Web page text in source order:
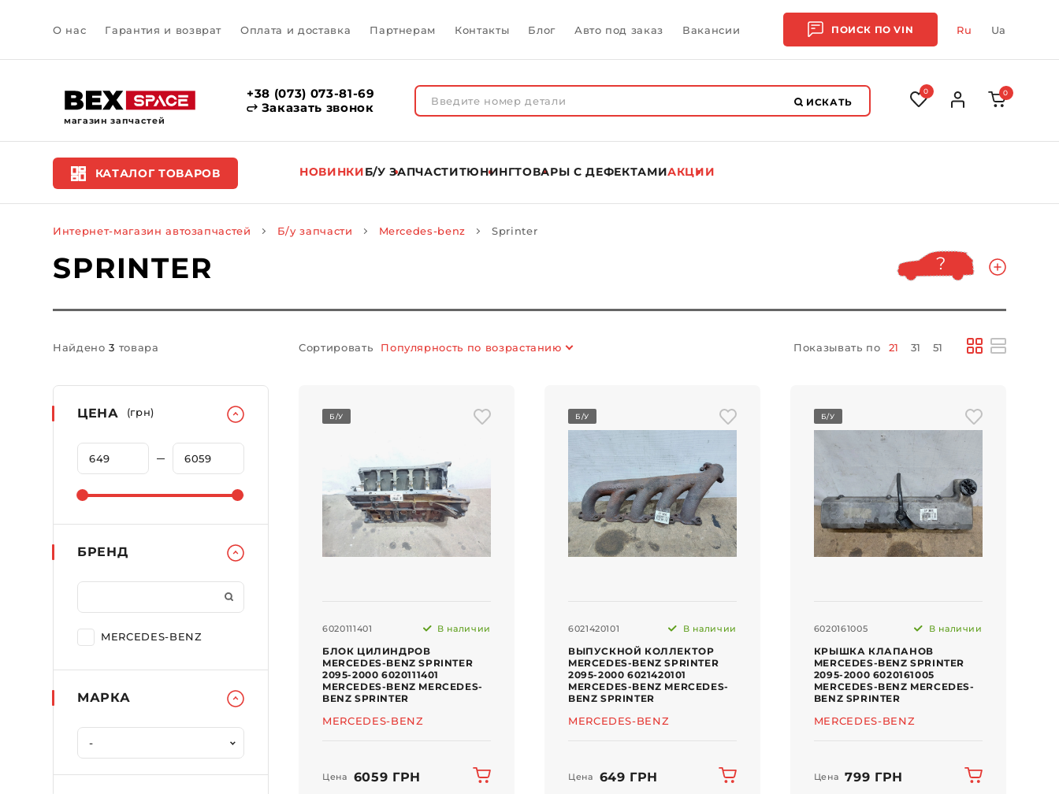
О нас Гарантия и возврат Оплата и доставка Партнерам Контакты Блог Авто под заказ Вакансии ПОИСК ПОVIN Ru Ua
магазин запчастей
+38 (073) 073-81-69
Заказать звонок
ИСКАТЬ
0 0
КАТАЛОГ ТОВАРОВ НОВИНКИБ/У ЗАПЧАСТИТЮНИНГТОВАРЫ C ДЕФЕКТАМИАКЦИИ
Интернет-магазин автозапчастей Б/у запчасти Mercedes-benz Sprinter
SPRINTER
Найдено3 товара Сортировать Популярность по возрастанию Показывать по 21 31 51
ЦЕНА (грн)
БРЕНД
MERCEDES-BENZ
МАРКА
Б/У
6020111401 В наличии
БЛОК ЦИЛИНДРОВ
MERCEDES-BENZ SPRINTER
2095-2000 6020111401
MERCEDES-BENZ MERCEDES-
BENZ SPRINTER
MERCEDES-BENZ
Цена 6059 ГРН
Б/У
6021420101 В наличии
ВЫПУСКНОЙ КОЛЛЕКТОР
MERCEDES-BENZ SPRINTER
2095-2000 6021420101
MERCEDES-BENZ MERCEDES-
BENZ SPRINTER
MERCEDES-BENZ
Цена 649 ГРН
Б/У
6020161005 В наличии
КРЫШКА КЛАПАНОВ
MERCEDES-BENZ SPRINTER
2095-2000 6020161005
MERCEDES-BENZ MERCEDES-
BENZ SPRINTER
MERCEDES-BENZ
Цена 799 ГРН